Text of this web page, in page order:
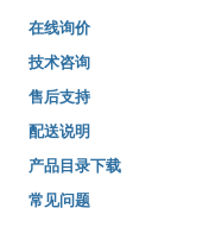
在线询价
技术咨询
售后支持
配送说明
产品目录下载
常见问题